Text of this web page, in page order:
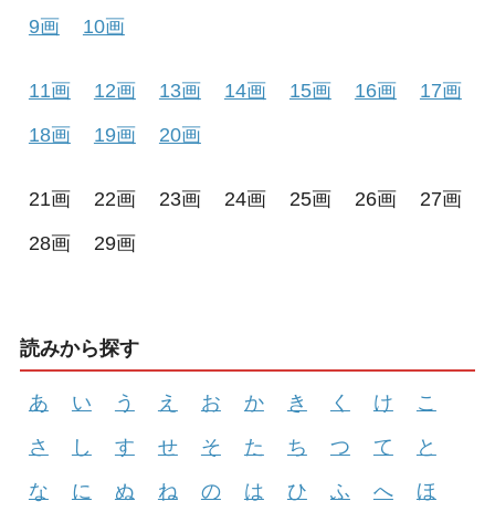
9画
10画
11画 12画 13画 14画 15画 16画
17画
18画
19画 20画
21画 22画 23画 24画 25画 26画
27画
28画
29画
読みから探す
あ い う え お か き く け
こ
さ
し す せ そ た ち つ て
と
な
に ぬ ね の は ひ ふ へ
ほ